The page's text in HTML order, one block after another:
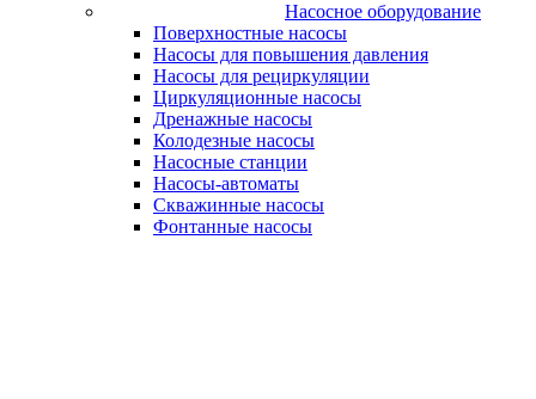
Насосное оборудование
Поверхностные насосы
Насосы для повышения давления
Насосы для рециркуляции
Циркуляционные насосы
Дренажные насосы
Колодезные насосы
Насосные станции
Насосы-автоматы
Скважинные насосы
Фонтанные насосы